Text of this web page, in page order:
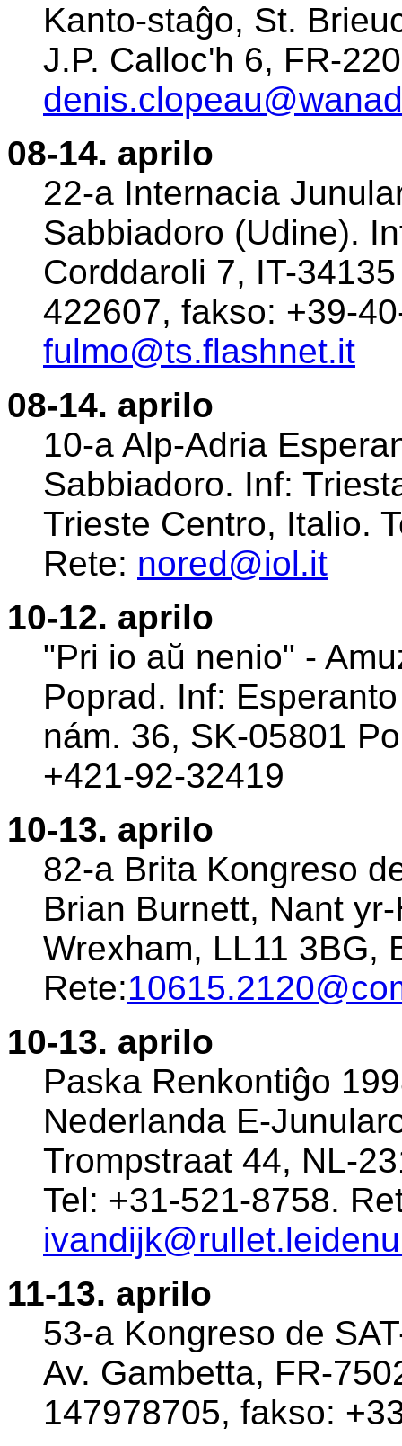
Kanto-staĝo, St.
J.P. Calloc'h 6, FR-
08-14. aprilo
22-a Internacia
Sabbiadoro (Udine).
Corddaroli 7, IT-
422607, fakso: +39-
fulmo@ts.flashnet.it
08-14. aprilo
10-a Alp-Adria
Sabbiadoro. Inf:
Trieste Centro, Italio.
Rete: nored@iol.it
10-12. aprilo
"Pri io aŭ nenio" -
Poprad. Inf:
nám. 36, SK-05801
+421-92-32419
10-13. aprilo
82-a Brita Kongreso
Brian Burnett, Nant
Wrexham, LL11 3BG,
Rete:
10-13. aprilo
Paska Renkontiĝo
Nederlanda E-
Trompstraat 44, NL-
Tel: +31-521-8758.
11-13. aprilo
53-a Kongreso de
Av. Gambetta, FR-
147978705, fakso: